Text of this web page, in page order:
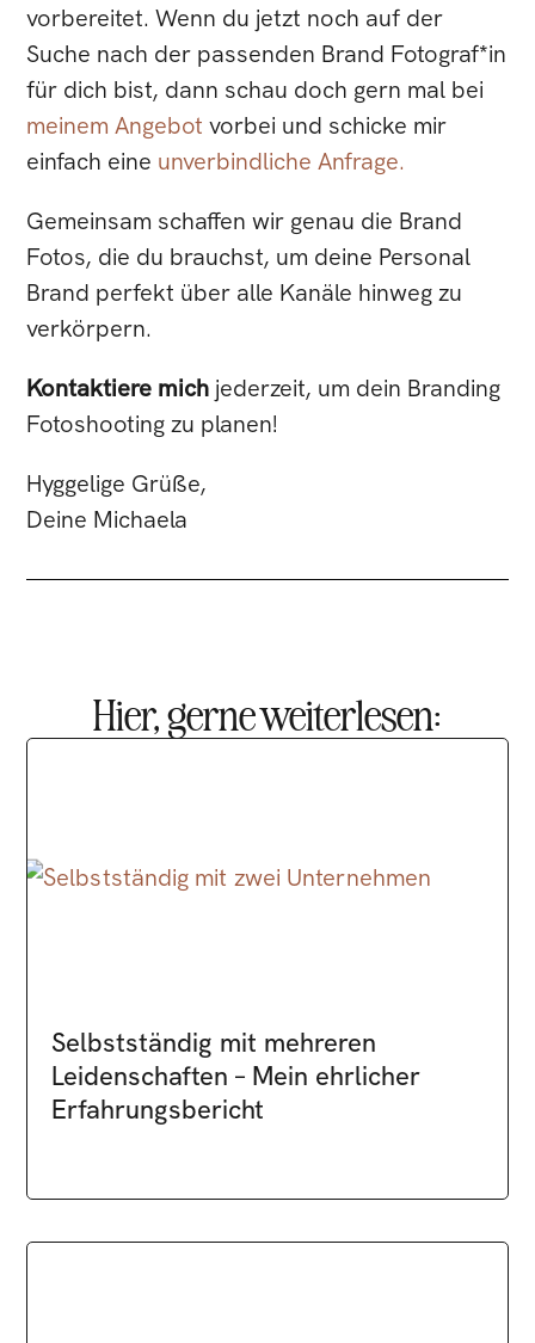
vorbereitet. Wenn du jetzt noch auf der
Suche nach der passenden Brand Fotograf*in
für dich bist, dann schau doch gern mal bei
meinem Angebot vorbei und schicke mir
einfach eine unverbindliche Anfrage.
Gemeinsam schaffen wir genau die Brand
Fotos, die du brauchst, um deine Personal
Brand perfekt über alle Kanäle hinweg zu
verkörpern.
Kontaktiere mich jederzeit, um dein Branding
Fotoshooting zu planen!
Hyggelige Grüße,
Deine Michaela
Hier, gerne weiterlesen:
Selbstständig mit mehreren
Leidenschaften – Mein ehrlicher
Erfahrungsbericht